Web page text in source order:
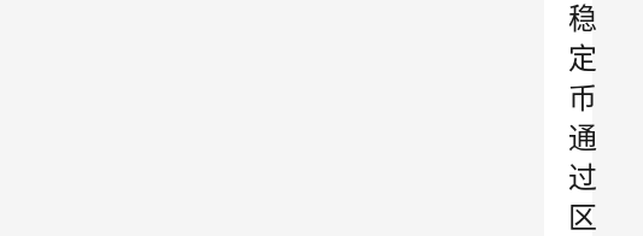
稳
定
币
通
过
区